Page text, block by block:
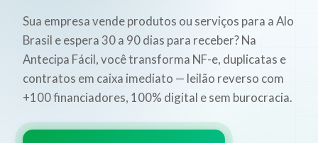
Sua empresa vende produtos ou serviços para a Alo
Brasil e espera 30 a 90 dias para receber? Na
Antecipa Fácil, você transforma NF-e, duplicatas e
contratos em caixa imediato — leilão reverso com
+100 financiadores, 100% digital e sem burocracia.